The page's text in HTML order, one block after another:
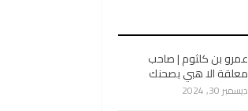
عمرو بن كلثوم | صاحب
معلقة الا هبي بصحنك
ديسمبر 30, 2024